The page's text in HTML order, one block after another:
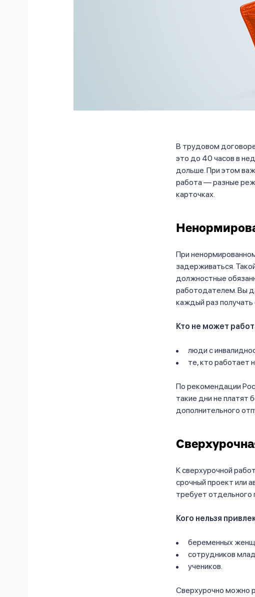
В трудовом
это до 40 часов в
дольше. При этом
работа — разные
карточках.
При
задерживаться.
должностные
работодателем. Вы
каждый раз получать
Кто не может
люди с
те, кто работает
По рекомендации
такие дни не платят
дополнительного
К сверхурочной
срочный проект или
требует отдельного
Кого нельзя
беременных
сотрудников
учеников.
Сверхурочно можно